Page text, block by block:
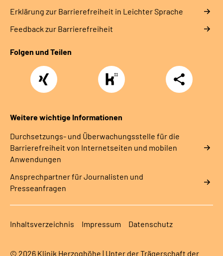
Erklärung zur Barrierefreiheit in Leichter Sprache
Feedback zur Barrierefreiheit
Folgen und Teilen
Xing
https://www.kununu.com/de/deutsche-
rentenversicherung-
nordbayern6
Teilen
Weitere wichtige Informationen
Durchsetzungs- und Überwachungsstelle für die
Barrierefreiheit von Internetseiten und mobilen
Anwendungen
Ansprechpartner für Journalisten und
Presseanfragen
Inhaltsverzeichnis Impressum Datenschutz
© 2026 Klinik Herzoghöhe | Unter der Trägerschaft der